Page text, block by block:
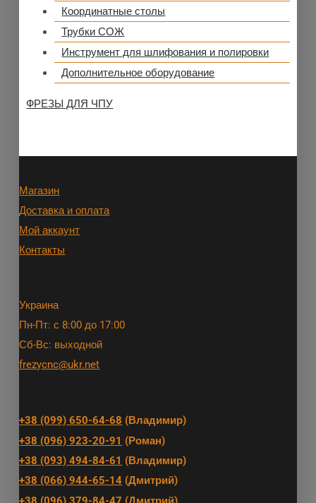
Координатные столы
Трубки СОЖ
Инструмент для шлифования и полировки
Дополнительное оборудование
ФРЕЗЫ ДЛЯ ЧПУ
Магазин
Доставка и оплата
Мой аккаунт
Контакты
Украина
Пн-Пт: с 8:00 до 17:00
Сб-Вс: выходной
frezycnc@ukr.net
+38 (099) 650-64-68 (Владимир)
+38 (096) 923-20-91 (Роман)
+38 (093) 494-84-61 (Владимир)
+38 (066) 944-65-14 (Дмитрий)